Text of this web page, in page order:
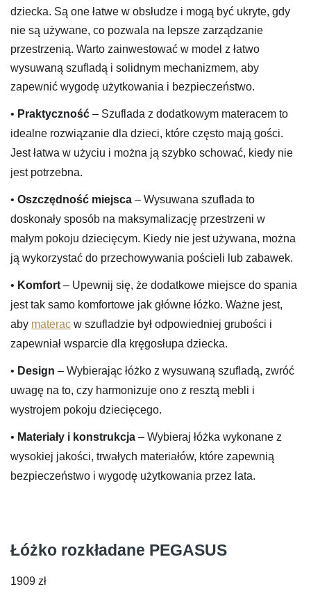
dziecka. Są one łatwe w obsłudze i mogą być ukryte, gdy
nie są używane, co pozwala na lepsze zarządzanie
przestrzenią. Warto zainwestować w model z łatwo
wysuwaną szufladą i solidnym mechanizmem, aby
zapewnić wygodę użytkowania i bezpieczeństwo.
• Praktyczność – Szuflada z dodatkowym materacem to
idealne rozwiązanie dla dzieci, które często mają gości.
Jest łatwa w użyciu i można ją szybko schować, kiedy nie
jest potrzebna.
• Oszczędność miejsca – Wysuwana szuflada to
doskonały sposób na maksymalizację przestrzeni w
małym pokoju dziecięcym. Kiedy nie jest używana, można
ją wykorzystać do przechowywania pościeli lub zabawek.
• Komfort – Upewnij się, że dodatkowe miejsce do spania
jest tak samo komfortowe jak główne łóżko. Ważne jest,
aby materac w szufladzie był odpowiedniej grubości i
zapewniał wsparcie dla kręgosłupa dziecka.
• Design – Wybierając łóżko z wysuwaną szufladą, zwróć
uwagę na to, czy harmonizuje ono z resztą mebli i
wystrojem pokoju dziecięcego.
• Materiały i konstrukcja – Wybieraj łóżka wykonane z
wysokiej jakości, trwałych materiałów, które zapewnią
bezpieczeństwo i wygodę użytkowania przez lata.
Łóżko rozkładane PEGASUS
1909 zł